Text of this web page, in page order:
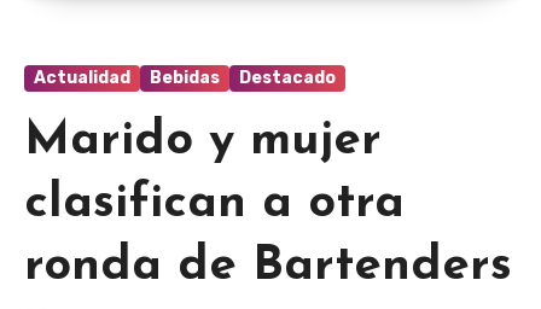
Actualidad Bebidas Destacado
Marido y mujer
clasifican a otra
ronda de Bartenders